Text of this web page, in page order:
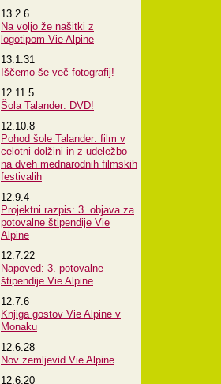
13.2.6
Na voljo že našitki z
logotipom Vie Alpine
13.1.31
Iščemo še več fotografij!
12.11.5
Šola Talander: DVD!
12.10.8
Pohod šole Talander: film v
celotni dolžini in z udeležbo
na dveh mednarodnih filmskih
festivalih
12.9.4
Projektni razpis: 3. objava za
potovalne štipendije Vie
Alpine
12.7.22
Napoved: 3. potovalne
štipendije Vie Alpine
12.7.6
Knjiga gostov Vie Alpine v
Monaku
12.6.28
Nov zemljevid Vie Alpine
12.6.20